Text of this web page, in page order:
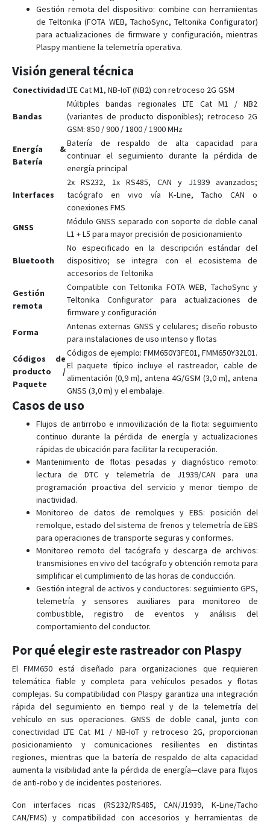
FMM13A
FMM150
FMM230
FMM250
FMM640
FMM800
FMM80A
FMM880
FMM920
FMP100
FMU125
FMU126
FMU130
FTC305
FTC880
FTC881
FTC921
FTC961
FTM305
FTM880
GH5200
MSP500
TAT100
TAT140
TAT141
TAT240
TFT100
TMT250
Gestión remota del dispositivo: combine con herramientas
de Teltonika (FOTA WEB, TachoSync, Teltonika Configurator)
para actualizaciones de firmware y configuración, mientras
Plaspy mantiene la telemetría operativa.
Visión general técnica
ConectividadLTE Cat M1, NB‑IoT (NB2) con retroceso 2G GSM
Bandas
Múltiples bandas regionales LTE Cat M1 / NB2
(variantes de producto disponibles); retroceso 2G
GSM: 850 / 900 / 1800 / 1900 MHz
Energía &
Batería
Batería de respaldo de alta capacidad para
continuar el seguimiento durante la pérdida de
energía principal
Interfaces
2x RS232, 1x RS485, CAN y J1939 avanzados;
tacógrafo en vivo vía K‑Line, Tacho CAN o
conexiones FMS
GNSS
Módulo GNSS separado con soporte de doble canal
L1 + L5 para mayor precisión de posicionamiento
Bluetooth
No especificado en la descripción estándar del
dispositivo; se integra con el ecosistema de
accesorios de Teltonika
Gestión
remota
Compatible con Teltonika FOTA WEB, TachoSync y
Teltonika Configurator para actualizaciones de
firmware y configuración
Forma
Antenas externas GNSS y celulares; diseño robusto
para instalaciones de uso intenso y flotas
Códigos de
producto /
Paquete
Códigos de ejemplo: FMM650Y3FE01, FMM650Y32L01.
El paquete típico incluye el rastreador, cable de
alimentación (0,9 m), antena 4G/GSM (3,0 m), antena
GNSS (3,0 m) y el embalaje.
Casos de uso
Flujos de antirrobo e inmovilización de la flota: seguimiento
continuo durante la pérdida de energía y actualizaciones
rápidas de ubicación para facilitar la recuperación.
Mantenimiento de flotas pesadas y diagnóstico remoto:
lectura de DTC y telemetría de J1939/CAN para una
programación proactiva del servicio y menor tiempo de
inactividad.
Monitoreo de datos de remolques y EBS: posición del
remolque, estado del sistema de frenos y telemetría de EBS
para operaciones de transporte seguras y conformes.
Monitoreo remoto del tacógrafo y descarga de archivos:
transmisiones en vivo del tacógrafo y obtención remota para
simplificar el cumplimiento de las horas de conducción.
Gestión integral de activos y conductores: seguimiento GPS,
telemetría y sensores auxiliares para monitoreo de
combustible, registro de eventos y análisis del
comportamiento del conductor.
Por qué elegir este rastreador con Plaspy
El FMM650 está diseñado para organizaciones que requieren
telemática fiable y completa para vehículos pesados y flotas
complejas. Su compatibilidad con Plaspy garantiza una integración
rápida del seguimiento en tiempo real y de la telemetría del
vehículo en sus operaciones. GNSS de doble canal, junto con
conectividad LTE Cat M1 / NB‑IoT y retroceso 2G, proporcionan
posicionamiento y comunicaciones resilientes en distintas
regiones, mientras que la batería de respaldo de alta capacidad
aumenta la visibilidad ante la pérdida de energía—clave para flujos
de anti‑robo y de incidentes posteriores.
Con interfaces ricas (RS232/RS485, CAN/J1939, K‑Line/Tacho
CAN/FMS) y compatibilidad con accesorios y herramientas de